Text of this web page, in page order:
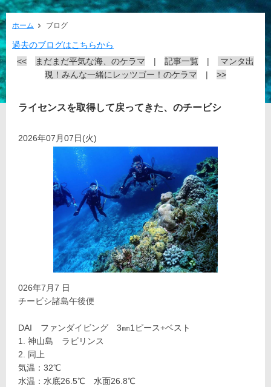
ホーム ブログ
過去のブログはこちらから
<<
まだまだ平気な海、のケラマ | 記事一覧 |
マンタ出
現！みんな一緒にレッツゴー！のケラマ | >>
ライセンスを取得して戻ってきた、のチービシ
2026年07月07日(火)
026年7月7 日
チービシ諸島午後便
DAI ファンダイビング 3㎜1ピース+ベスト
神山島 ラビリンス
同上
気温：32℃
水温：水底26.5℃ 水面26.8℃